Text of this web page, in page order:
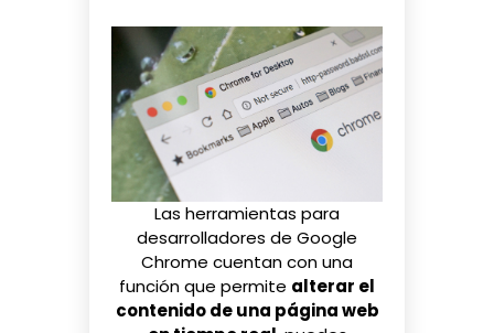
Las herramientas para
desarrolladores de Google
Chrome cuentan con una
función que permite alterar el
contenido de una página web